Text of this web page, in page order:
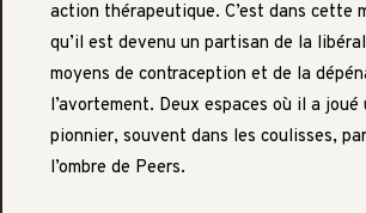
action thérapeutique. C’est dans cette
qu’il est devenu un partisan de la
moyens de contraception et de la
l’avortement. Deux espaces où il a joué
pionnier, souvent dans les coulisses,
l’ombre de Peers.